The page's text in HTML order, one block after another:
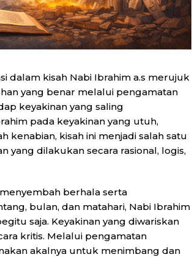
dalam kisah Nabi Ibrahim a.s merujuk
yang benar melalui pengamatan
keyakinan yang saling
pada keyakinan yang utuh,
kenabian, kisah ini menjadi salah satu
yang dilakukan secara rasional, logis,
berhala serta
bulan, dan matahari, Nabi Ibrahim
saja. Keyakinan yang diwariskan
kritis. Melalui pengamatan
akalnya untuk menimbang dan